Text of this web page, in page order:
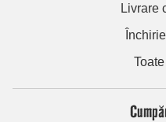
Livrare